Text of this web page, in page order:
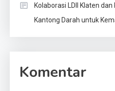
Kolaborasi LDII Klaten
Kantong Darah untuk
Komentar